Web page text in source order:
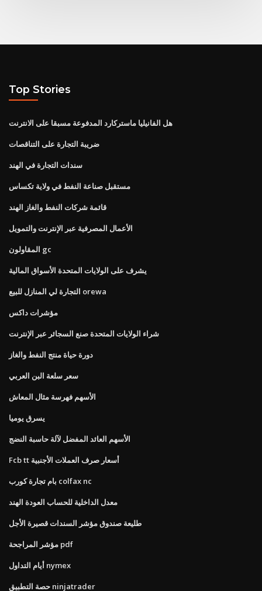
Top Stories
هل الفانيليا ماستركارد المدفوعة مسبقا على الانترنت
ضريبة التجارة على التناقصات
سندات التجارة في الهند
مستقبل صناعة النفط في ولاية تكساس
قائمة شركات النفط والغاز الهند
الأعمال المصرفية عبر الإنترنت والتمويل
المقاولون gc
يشرف على الولايات المتحدة الأسواق المالية
التجارة لي المنازل للبيع orewa
مؤشرات داكس
شراء الولايات المتحدة صنع السجائر عبر الإنترنت
دورة حياة منتج النفط والغاز
سعر سلعة البن العربي
الأسهم فهرسة مثال المعاش
يسرق يوميا
الأسهم العائد المفضل لآلة حاسبة النضج
Fcb tt أسعار صرف العملات الأجنبية
بام تجارة كورب colfax nc
معدل الداخلية للحساب العودة الهند
طليعة صندوق مؤشر السندات قصيرة الأجل
مؤشر المراجحة pdf
أيام التداول nymex
حصة التطبيق ninjatrader